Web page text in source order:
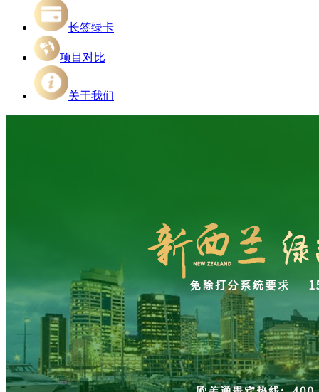
长签绿卡
项目对比
关于我们